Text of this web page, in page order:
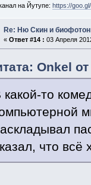
на Йутупе: https://
Re: Ню Скин и
« Ответ #14 : 03 Апреля
Onkel
какой-то
что